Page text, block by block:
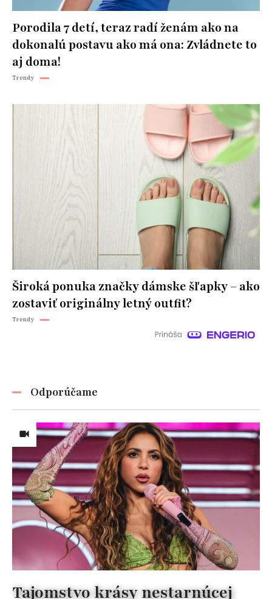
Porodila 7 detí, teraz radí ženám ako na
dokonalú postavu ako má ona: Zvládnete to
aj doma!
Trendy
Široká ponuka značky dámske šľapky – ako
zostaviť originálny letný outfit?
Trendy
Odporúčame
Tajomstvo krásy nestarnúcej